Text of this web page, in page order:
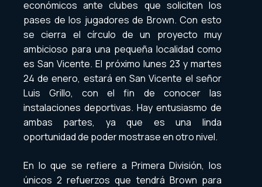
económicos ante clubes que soliciten los
pases de los jugadores de Brown. Con esto
se cierra el círculo de un proyecto muy
ambicioso para una pequeña localidad como
es San Vicente. El próximo lunes 23 y martes
24 de enero, estará en San Vicente el señor
Luis Grillo, con el fin de conocer las
instalaciones deportivas. Hay entusiasmo de
ambas partes, ya que es una linda
oportunidad de poder mostrase en otro nivel.
En lo que se refiere a Primera División, los
únicos 2 refuerzos que tendrá Brown para